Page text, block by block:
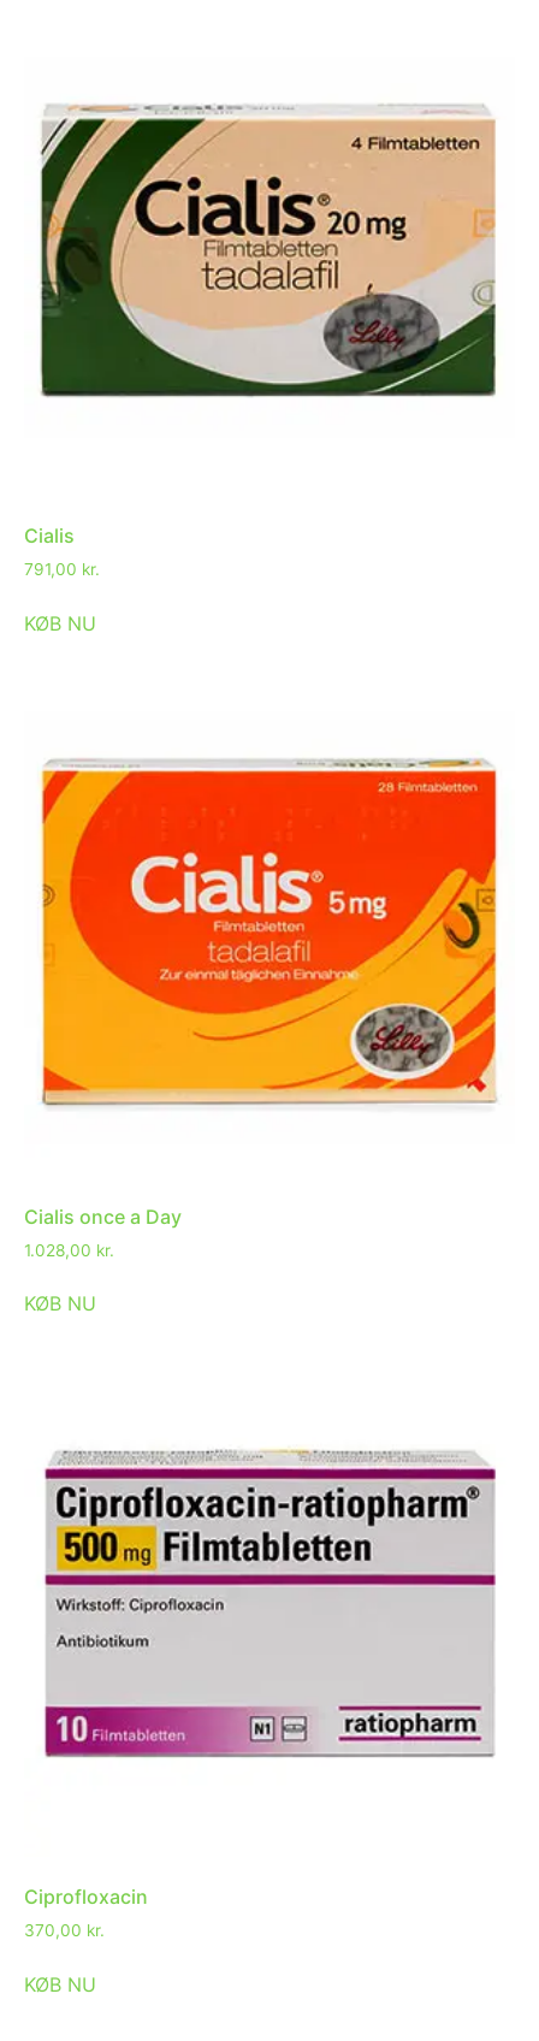
Cialis
791,00 kr.
KØB NU
Cialis once a Day
1.028,00 kr.
KØB NU
Ciprofloxacin
370,00 kr.
KØB NU